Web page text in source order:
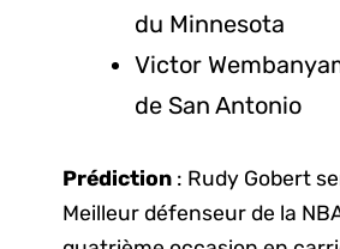
du Minnesota
Victor
de San Antonio
Prédiction : Rudy Gobert
Meilleur défenseur de la